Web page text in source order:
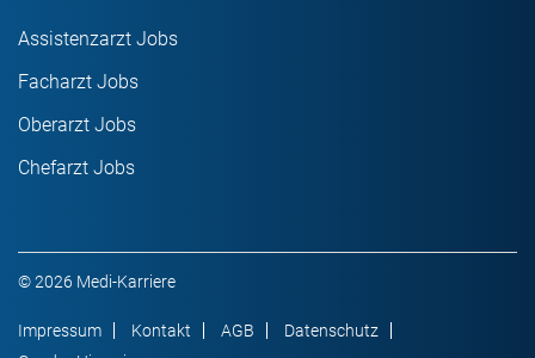
Assistenzarzt Jobs
Facharzt Jobs
Oberarzt Jobs
Chefarzt Jobs
© 2026 Medi-Karriere
Impressum Kontakt AGB
Datenschutz